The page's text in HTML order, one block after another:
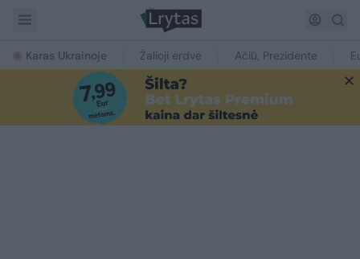
Karas Ukrainoje Žalioji erdvė Ačiū, Prezidente